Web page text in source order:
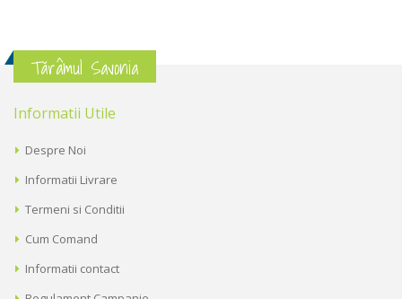
Tărâmul Savonia
Informatii Utile
Despre Noi
Informatii Livrare
Termeni si Conditii
Cum Comand
Informatii contact